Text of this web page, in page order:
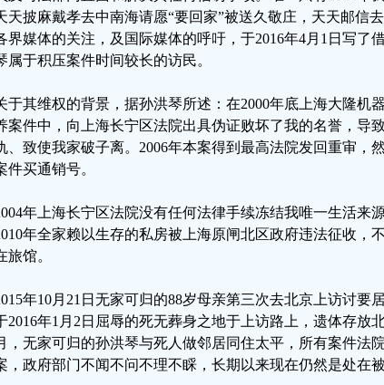
天披麻戴孝去中南海请愿“要回家”被送久敬庄，天天邮信
界媒体的关注，及国际媒体的呼吁，于2016年4月1日写了
属于积压案件时间较长的访民。
于其维权的背景，据孙洪琴所述：在2000年底上海大隆机
案件中，向上海长宁区法院出具伪证败坏了我的名誉，导
、致使我家破子离。2006年本案得到最高法院发回重审，
件买通销号。
年上海长宁区法院没有任何法律手续冻结我唯一生活来
年全家赖以生存的私房被上海原闸北区政府违法征收，
旅馆。
年10月21日无家可归的88岁母亲第三次去北京上访讨要
2016年1月2日屈辱的死无葬身之地于上访路上，遗体存放
，无家可归的孙洪琴与死人做邻居同住太平，所有案件法
，政府部门不闻不问不理不睬，长期以来现在仍然是处在